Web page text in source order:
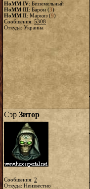
HoMM IV: Безземельный
HoMM III: Барон (3)
HoMM II: Маркиз (9)
Сообщения: 5308
Откуда: Украина
Сэр Зитор
Сообщения: 2
Откуда: Неизвестно